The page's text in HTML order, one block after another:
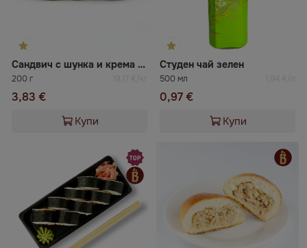
Сандвич с шунка и крема сирене
200 г 19,17 €/кг
3,83 €
Купи
Студен чай зелен
500 мл 1,94 €/л
0,97 €
Купи